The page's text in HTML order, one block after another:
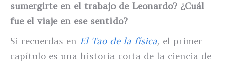
sumergirte en el trabajo de Leonardo? ¿Cuál
fue el viaje en ese sentido?
Si recuerdas en El Tao de la física, el primer
capítulo es una historia corta de la ciencia de